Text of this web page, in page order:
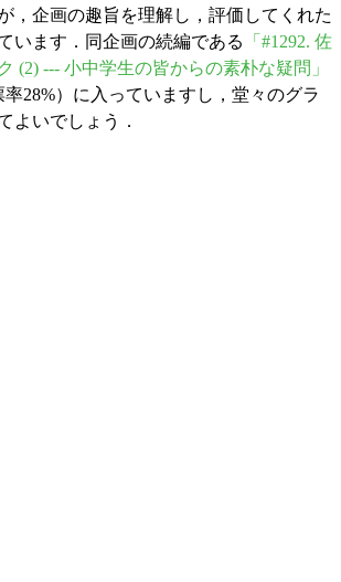
，企画の趣旨を理解し，評価してくれた
います．同企画の続編である
「#1292. 佐
(2) --- 小中学生の皆からの素朴な疑問」
率28%）に入っていますし，堂々のグラ
よいでしょう．